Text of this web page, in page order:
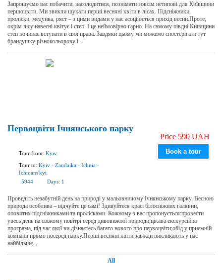
Запрошуємо вас побачити, насолодитися, познімати зовсім нетипові для Київщини
першоцвіти. Ми звикли шукати перші весняні квіти в лісах. Підсніжники,
проліски, медунка, ряст – з цими видами у нас асоціюється прихід весни.Проте,
окрім лісу навесні квітує і степ. І це неймовірно гарно. На самому півдні Київщини
степ починає вступати в свої права. Завдяки цьому ми можемо спостерігати тут
брандушку різнокольорову і...
Первоцвіти Ічнянського парку
Tour from: Kyiv
Tour to: Kyiv - Zaudaika - Ichnia -
Ichnians'kyi
5944
Days: 1
Price 590 UAH
Book a tour
Проведіть незабутній день на природі у мальовничому Ічнянському парку. Весною
природа особлива – відчуйте це самі! Здивуйтеся красі білосніжних галявин,
оповитих підсніжниками та пролісками. Кожному з вас пропонується:провести
увесь день на свіжому повітрі серед дивовижної природи;цікава екскурсійна
програма, під час якої ви дізнаєтесь багато нового про первоцвіти;обід у приємній
компанії прямо посеред парку.Перші весняні квіти завжди викликають у нас
найбільше...
All